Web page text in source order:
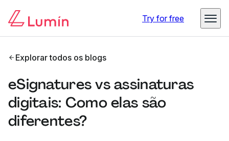
Try for free
Explorar todos os blogs
eSignatures vs assinaturas
digitais: Como elas são
diferentes?